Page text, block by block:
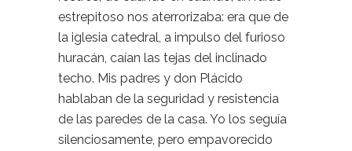
estrepitoso nos aterrorizaba: era que de
la iglesia catedral, a impulso del furioso
huracán, caían las tejas del inclinado
techo. Mis padres y don Plácido
hablaban de la seguridad y resistencia
de las paredes de la casa. Yo los seguía
silenciosamente, pero empavorecido